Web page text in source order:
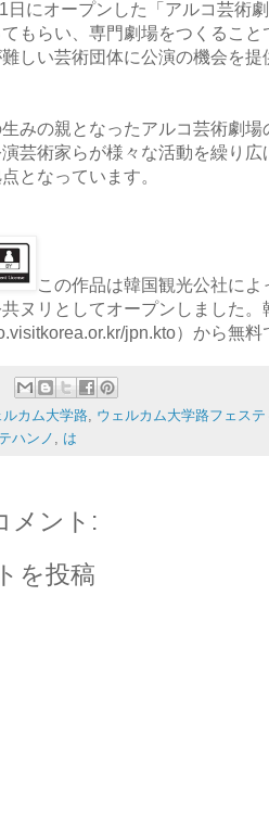
日にオープンした「アルコ芸術
もらい、専門劇場をつくるこ
しい芸術団体に公演の機会を
みの親となったアルコ芸術劇
芸術家らが様々な活動を繰り
となっています。
この作品は韓国観光公社に
ヌリとしてオープンしました。
jpn.kto）から無
ルカム大学路, ウェルカム大学路フェス
テハンノ , は
メント:
を投稿